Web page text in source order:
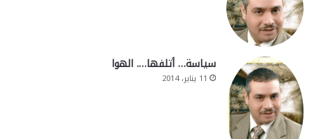
سياسة… أتلفها…. الهوا
11 يناير، 2014